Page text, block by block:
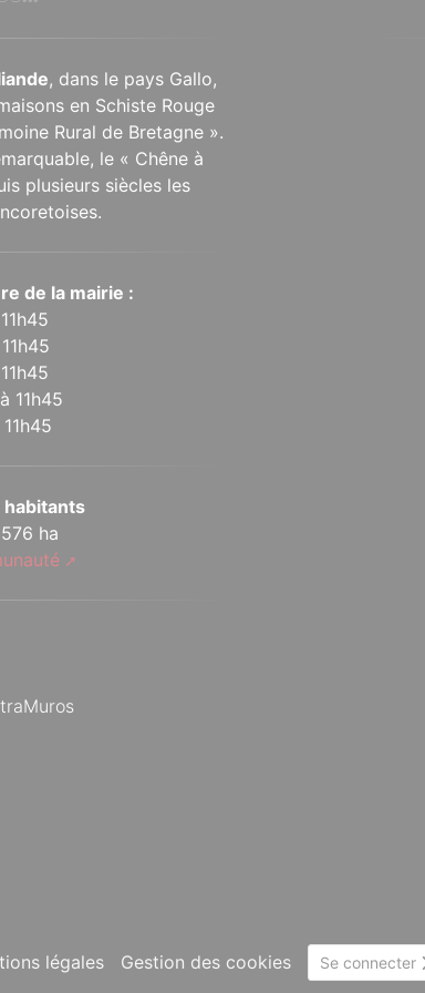
, dans le pays Gallo,
en Schiste Rouge
Rural de Bretagne ».
le « Chêne à
plusieurs siècles les
de la mairie :
11h45
habitants
ha
légales Gestion des cookies Se connecter